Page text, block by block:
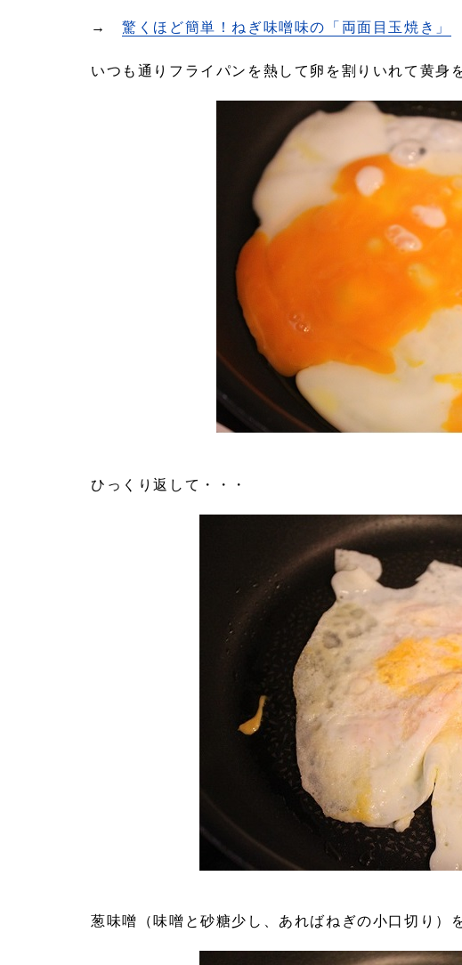
→驚くほど簡単！ねぎ味噌味の「両面目玉焼き」
いつも通りフライパンを熱して卵を割りいれて黄身
ひっくり返して・・・
葱味噌（味噌と砂糖少し、あればねぎの小口切り）